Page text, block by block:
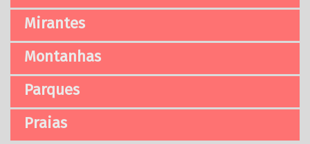
Mirantes
Montanhas
Parques
Praias